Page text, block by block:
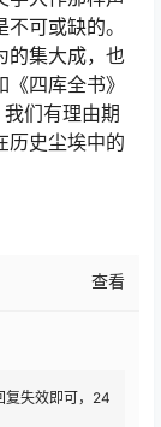
可或缺的。
的集大成，也
四库全书》
们有理由期
历史尘埃中的
查看
复失效即可，24